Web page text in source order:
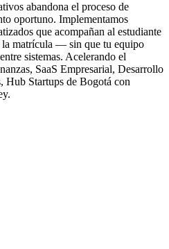
abandona el proceso de
oportuno. Implementamos
que acompañan al estudiante
la matrícula — sin que tu equipo
sistemas. Acelerando el
SaaS Empresarial, Desarrollo
Hub Startups de Bogotá con